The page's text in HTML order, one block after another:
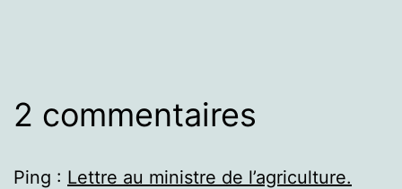
2 commentaires
Ping : Lettre au ministre de l’agriculture.